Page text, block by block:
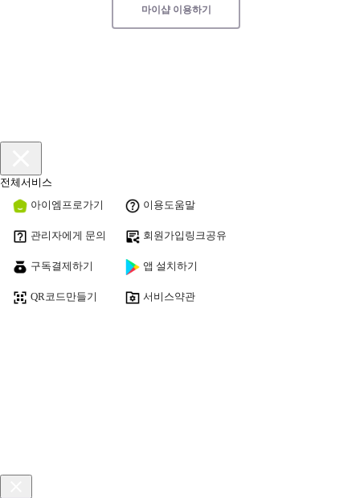
마이샵 이용하기
전체서비스
아이엠프로가기
이용도움말
관리자에게 문의 회원가입링크공유
구독결제하기 앱 설치하기
QR코드만들기 서비스약관